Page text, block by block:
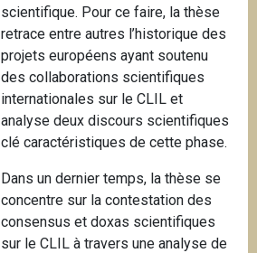
scientifique. Pour ce faire, la thèse
retrace entre autres l’historique des
projets européens ayant soutenu
des collaborations scientifiques
internationales sur le CLIL et
analyse deux discours scientifiques
clé caractéristiques de cette phase.
Dans un dernier temps, la thèse se
concentre sur la contestation des
consensus et doxas scientifiques
sur le CLIL à travers une analyse de